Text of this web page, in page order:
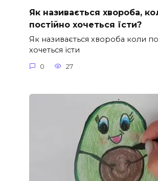
Як називається хвороба,
постійно хочеться їсти?
Як називається хвороба коли
хочеться їсти
0 27